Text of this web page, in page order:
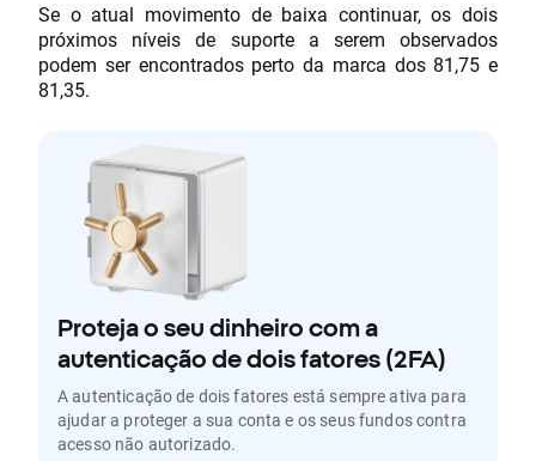
Se o atual movimento de baixa continuar, os dois
próximos níveis de suporte a serem observados
podem ser encontrados perto da marca dos 81,75 e
81,35.
Proteja o seu dinheiro com a
autenticação de dois fatores (2FA)
A autenticação de dois fatores está sempre ativa para
ajudar a proteger a sua conta e os seus fundos contra
acesso não autorizado.